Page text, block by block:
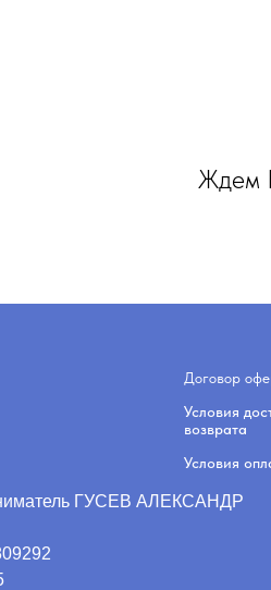
Ждем
Договор
Условия
возврата
Условия
ГУСЕВ АЛЕКСАНДР